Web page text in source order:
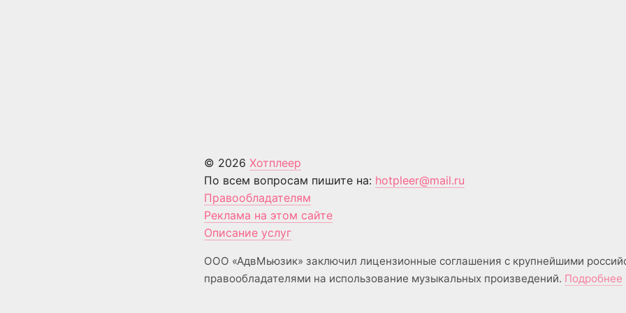
© 2026 Хотплеер
По всем вопросам пишите на: hotpleer@mail.ru
Правообладателям
Реклама на этом сайте
Описание услуг
ООО «АдвМьюзик» заключил лицензионные соглашения с крупнейшими
правообладателями на использование музыкальных произведений. Подробнее